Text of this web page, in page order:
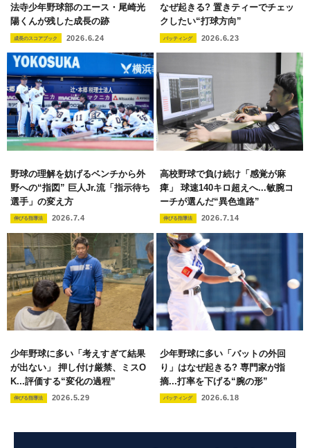
法寺少年野球部のエース・尾崎光
陽くんが残した成長の跡
成長のスコアブック 2026.6.24
なぜ起きる? 置きティーでチェッ
クしたい“打球方向”
バッティング 2026.6.23
野球の理解を妨げるベンチから外
野への“指図” 巨人Jr.流「指示待ち
選手」の変え方
伸びる指導法 2026.7.4
高校野球で負け続け「感覚が麻
痺」 球速140キロ超えへ...敏腕コ
ーチが選んだ“異色進路”
伸びる指導法 2026.7.14
少年野球に多い「考えすぎて結果
が出ない」 押し付け厳禁、ミスO
K...評価する“変化の過程”
伸びる指導法 2026.5.29
少年野球に多い「バットの外回
り」はなぜ起きる? 専門家が指
摘...打率を下げる“腕の形”
バッティング 2026.6.18